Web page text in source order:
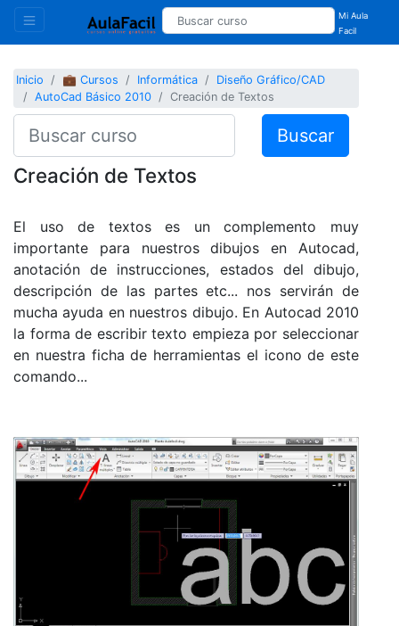
Mi Aula
Facil
Inicio 💼 Cursos Informática
Diseño Gráfico/CAD
AutoCad Básico 2010
Creación de Textos
Buscar
Creación de Textos
El uso de textos es un complemento muy
importante para nuestros dibujos en Autocad,
anotación de instrucciones, estados del dibujo,
descripción de las partes etc... nos servirán de
mucha ayuda en nuestros dibujo. En Autocad 2010
la forma de escribir texto empieza por seleccionar
en nuestra ficha de herramientas el icono de este
comando...